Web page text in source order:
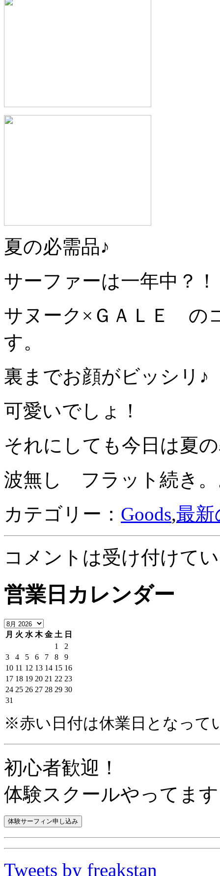
夏の必需品♪
サーファーは一年中？！
サヌーク×ＧＡＬＥ の
す。
裏までお顔がビッシリ♪
可愛いでしょ！
それにしても今日は夏
波無し フラット続き。
カテゴリー： Goods,最新
コメントは受け付けて
営業日カレンダー
月 火 水 木 金 土 日
1
2
3
4 5 6 7 8
9
10 11 12 13 14 15 16
17 18 19 20 21 22 23
24 25 26 27 28 29 30
31
※赤い日付は休業日となって
初心者歓迎！
体験スクールやってま
Tweets by freakstan